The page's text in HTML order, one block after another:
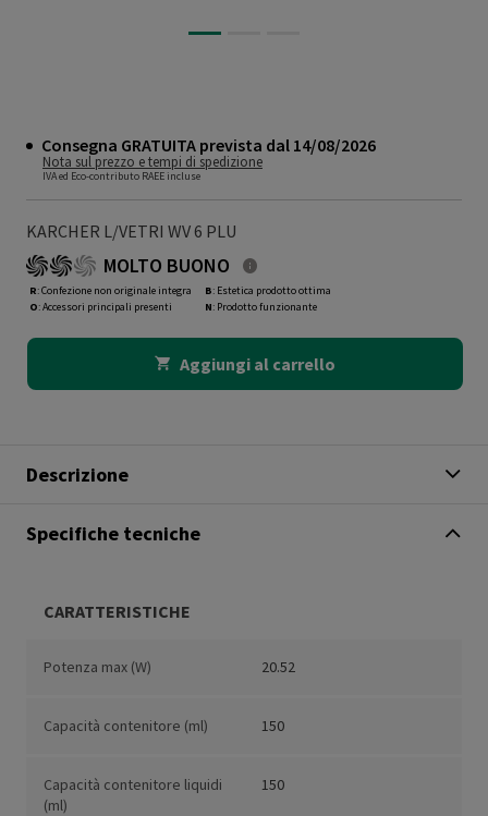
Consegna GRATUITA prevista dal 14/08/2026
Nota sul prezzo e tempi di spedizione
IVA ed Eco-contributo RAEE incluse
KARCHER L/VETRI WV 6 PLU
MOLTO BUONO
R: Confezione non originale integra
O: Accessori principali presenti
B: Estetica prodotto ottima
N: Prodotto funzionante
Aggiungi al carrello
Descrizione
Specifiche tecniche
CARATTERISTICHE
Potenza max (W) 20.52
Capacità contenitore (ml) 150
Capacità contenitore liquidi
(ml)
150